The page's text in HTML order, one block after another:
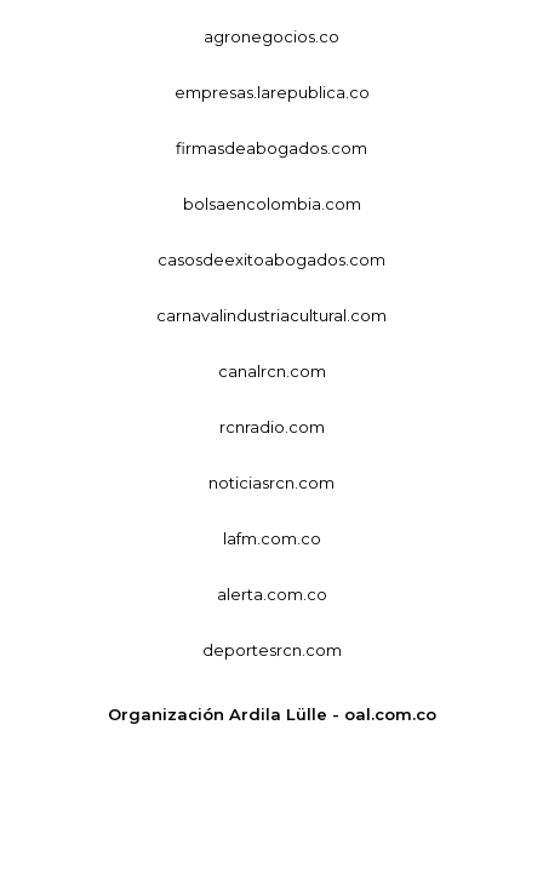
agronegocios.co
empresas.larepublica.co
firmasdeabogados.com
bolsaencolombia.com
casosdeexitoabogados.com
carnavalindustriacultural.com
canalrcn.com
rcnradio.com
noticiasrcn.com
lafm.com.co
alerta.com.co
deportesrcn.com
Organización Ardila Lülle - oal.com.co